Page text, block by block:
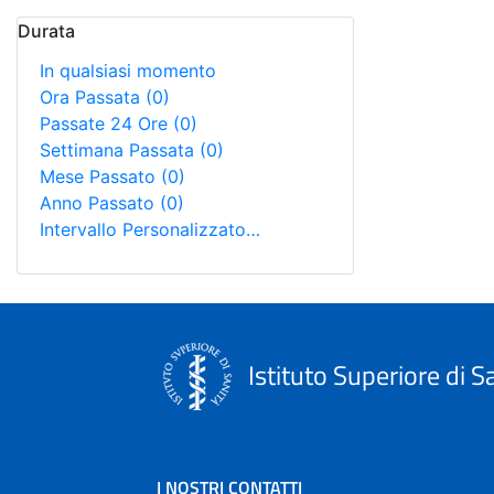
Durata
In qualsiasi momento
Ora Passata (0)
Passate 24 Ore (0)
Settimana Passata (0)
Mese Passato (0)
Anno Passato (0)
Intervallo Personalizzato…
Istituto Superiore di
I NOSTRI CONTATTI